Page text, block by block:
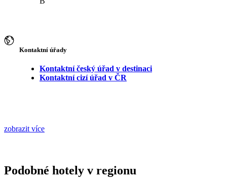
Kontaktní úřady
Kontaktní český úřad v destinaci
Kontaktní cizí úřad v ČR
zobrazit více
Podobné hotely v regionu